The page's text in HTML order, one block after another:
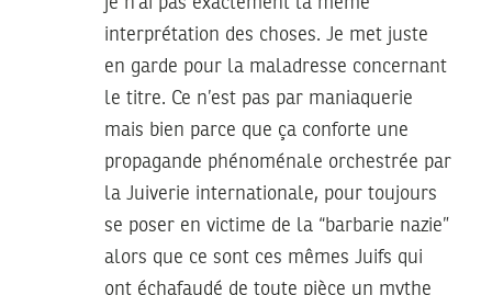
interprétation des choses. Je met juste
en garde pour la maladresse concernant
le titre. Ce n’est pas par maniaquerie
mais bien parce que ça conforte une
propagande phénoménale orchestrée par
la Juiverie internationale, pour toujours
se poser en victime de la “barbarie nazie”
alors que ce sont ces mêmes Juifs qui
ont échafaudé de toute pièce un mythe